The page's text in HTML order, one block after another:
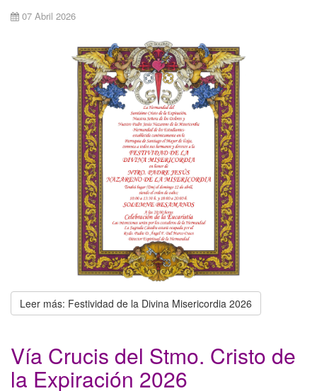
07 Abril 2026
Leer más: Festividad de la Divina Misericordia 2026
Vía Crucis del Stmo. Cristo de
la Expiración 2026